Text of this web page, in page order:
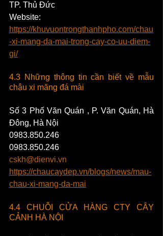
TP. Thủ Đức
https://khuvuontrongthanhpho.com/chau
-xi-mang-da-mai-trong-cay-co-uu-diem-
gi/
4.3 Những thông tin cần biết về mẫu
chậu xi măng đá mài
Số 3 Phố Văn Quán , P. Văn Quán, Hà
Đông, Hà Nội
0983.850.246
0983.850.246
cskh@dienvi.vn
https://chaucaydep.vn/blogs/news/mau-
chau-xi-mang-da-mai
4.4 CHUỖI CỬA HÀNG CTY CÂY
CẢNH HÀ NỘI